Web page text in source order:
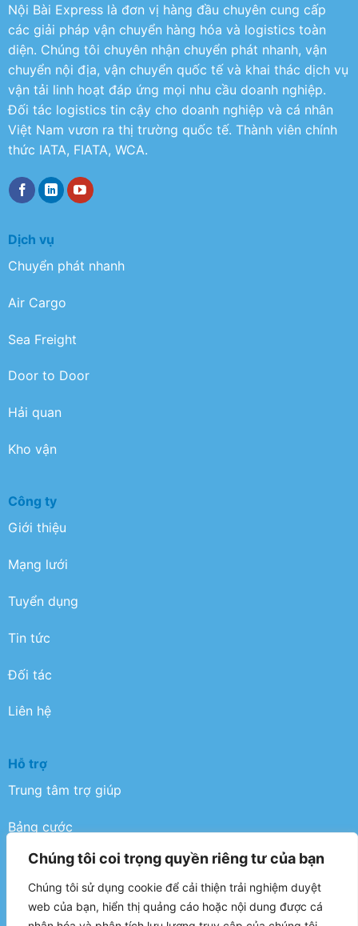
Chúng tôi coi trọng quyền riêng tư của bạn
Chúng tôi sử dụng cookie để cải thiện trải nghiệm duyệt
web của bạn, hiển thị quảng cáo hoặc nội dung được cá
Nội Bài Express là đơn vị hàng đầu chuyên cung cấp
các giải pháp vận chuyển hàng hóa và logistics toàn
diện. Chúng tôi chuyên nhận chuyển phát nhanh, vận
chuyển nội địa, vận chuyển quốc tế và khai thác dịch vụ
vận tải linh hoạt đáp ứng mọi nhu cầu doanh nghiệp.
Đối tác logistics tin cậy cho doanh nghiệp và cá nhân
Việt Nam vươn ra thị trường quốc tế. Thành viên chính
thức IATA, FIATA, WCA.
Dịch vụ
Chuyển phát nhanh
Air Cargo
Sea Freight
Door to Door
Hải quan
Kho vận
Công ty
Giới thiệu
Mạng lưới
Tuyển dụng
Tin tức
Đối tác
Liên hệ
Hỗ trợ
Trung tâm trợ giúp
Bảng cước
Điều khoản
Chính sách bảo mật